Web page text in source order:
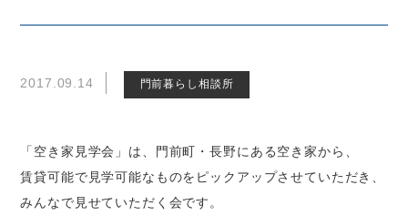
2017.09.14 門前暮らし相談所
「空き家見学会」は、門前町・長野にある空き家から、
賃貸可能で見学可能なものをピックアップさせていただき、
みんなで見せていただく会です。